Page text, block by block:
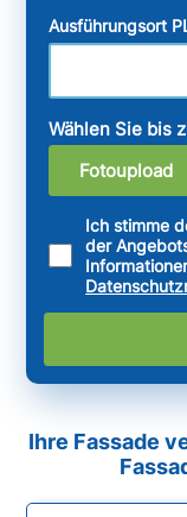
Ausführungsort
Wählen Sie bis
Fotoupload
Ich stimme
der
Ihre Fassade